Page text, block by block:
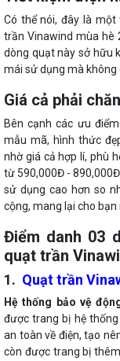
Có thể nói, đây là
trần Vinawind mùa hè
dòng quạt này sở hữu
mái sử dụng mà không
Giá cả phải
Bên cạnh các ưu
mẫu mã, hình thức
nhờ giá cả hợp lí, phù
từ 590,000Đ -
sử dụng cao hơn so
cộng, mang lại cho bạn
Điểm danh 03
quạt trần
1. Quạt trần
Hệ thống bảo vệ
được trang bị hệ
an toàn về điện, tạo
còn được trang bị